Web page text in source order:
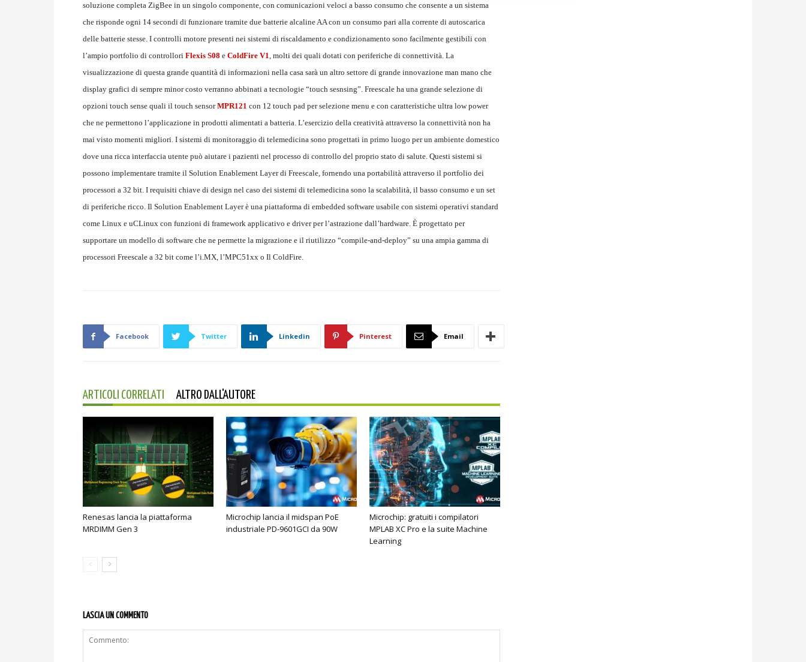
soluzione completa ZigBee in un singolo componente, con comunicazioni veloci a basso consumo che consente a un sistema
che risponde ogni 14 secondi di funzionare tramite due batterie alcaline AA con un consumo pari alla corrente di autoscarica
delle batterie stesse. I controlli motore presenti nei sistemi di riscaldamento e condizionamento sono facilmente gestibili con
l’ampio portfolio di controllori Flexis S08 e ColdFire V1, molti dei quali dotati con periferiche di connettività. La
visualizzazione di questa grande quantità di informazioni nella casa sarà un altro settore di grande innovazione man mano che
display grafici di sempre minor costo verranno abbinati a tecnologie “touch sesnsing”. Freescale ha una grande selezione di
opzioni touch sense quali il touch sensorMPR121 con 12 touch pad per selezione menu e con caratteristiche ultra low power
che ne permettono l’applicazione in prodotti alimentati a batteria. L’esercizio della creatività attraverso la connettività non ha
mai visto momenti migliori. I sistemi di monitoraggio di telemedicina sono progettati in primo luogo per un ambiente domestico
dove una ricca interfaccia utente può aiutare i pazienti nel processo di controllo del proprio stato di salute. Questi sistemi si
possono implementare tramite il Solution Enablement Layer di Freescale, fornendo una portabilità attraverso il portfolio dei
processori a 32 bit. I requisiti chiave di design nel caso dei sistemi di telemedicina sono la scalabilità, il basso consumo e un set
di periferiche ricco. Il Solution Enablement Layer è una piattaforma di embedded software usabile con sistemi operativi standard
come Linux e uCLinux con funzioni di framework applicativo e driver per l’astrazione dall’hardware. È progettato per
supportare un modello di software che ne permette la migrazione e il riutilizzo “compile-and-deploy” su una ampia gamma di
processori Freescale a 32 bit come l’i.MX, l’MPC51xx o Il ColdFire.
Facebook Twitter Linkedin Pinterest Email
ARTICOLI CORRELATI ALTRO DALL'AUTORE
Renesas lancia la piattaforma
MRDIMM Gen 3
Microchip lancia il midspan PoE
industriale PD-9601GCI da 90W
Microchip: gratuiti i compilatori
MPLAB XC Pro e la suite Machine
Learning
LASCIA UN COMMENTO